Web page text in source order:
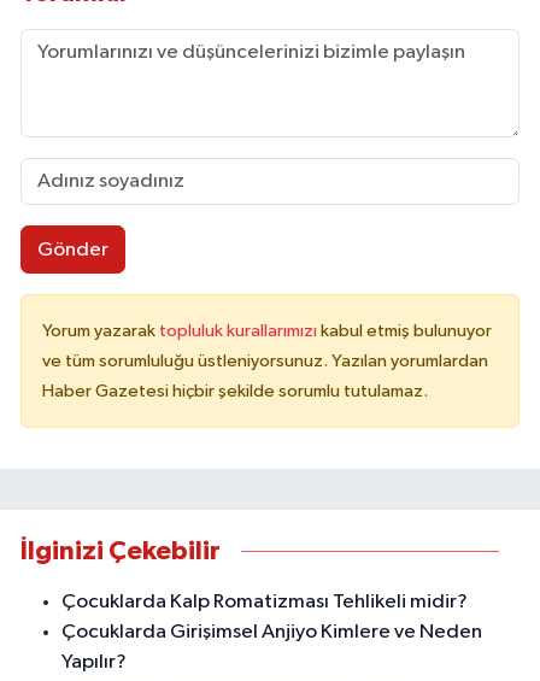
Gönder
Yorum yazarak topluluk kurallarımızı kabul etmiş bulunuyor
ve tüm sorumluluğu üstleniyorsunuz. Yazılan yorumlardan
Haber Gazetesi hiçbir şekilde sorumlu tutulamaz.
İlginizi Çekebilir
Çocuklarda Kalp Romatizması Tehlikeli midir?
Çocuklarda Girişimsel Anjiyo Kimlere ve Neden
Yapılır?